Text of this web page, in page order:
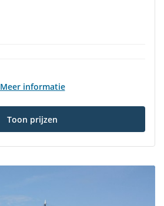
Meer informatie
Toon prijzen